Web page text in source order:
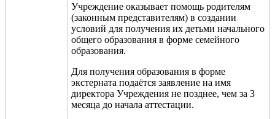
Учреждение оказывает помощь родителям
(законным представителям) в создании
условий для получения их детьми начального
общего образования в форме семейного
образования.
Для получения образования в форме
экстерната подаётся заявление на имя
директора Учреждения не позднее, чем за 3
месяца до начала аттестации.